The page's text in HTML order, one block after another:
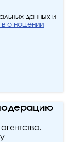
данных и
в отношении